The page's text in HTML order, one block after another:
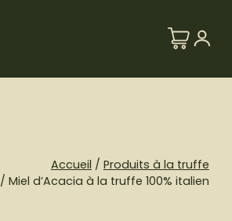
Accueil / Produits à la truffe
/ Miel d’Acacia à la truffe 100% italien